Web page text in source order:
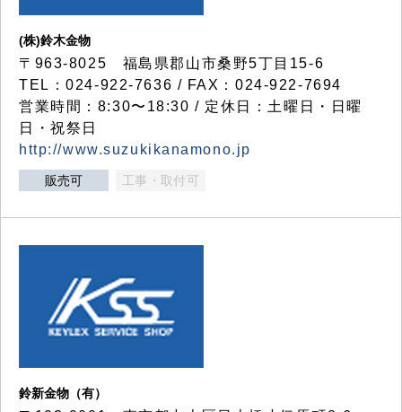
(株)鈴木金物
〒963-8025 福島県郡山市桑野5丁目15-6
TEL：024-922-7636 / FAX：024-922-7694
営業時間：8:30〜18:30 / 定休日：土曜日・日曜
日・祝祭日
http://www.suzukikanamono.jp
販売可 工事・取付可
鈴新金物（有）